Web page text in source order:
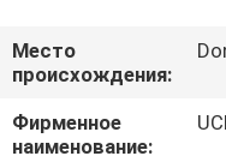
ШОУ
VR
Место
происхождения:
Фирменное
наименование: